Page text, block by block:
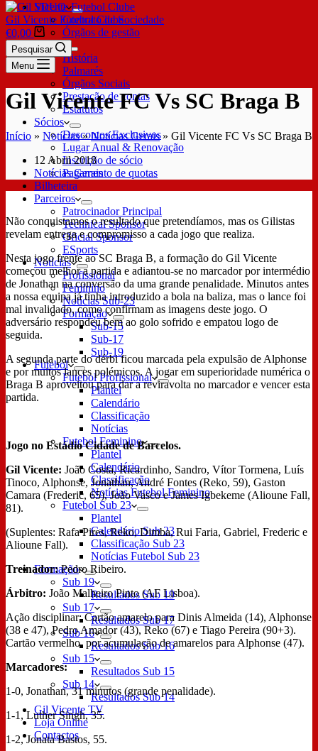
SDUQ
Contrato de Sociedade
Órgãos de gestão
Clube
História
Palmarés
Órgãos Sociais
Prestação de contas
Estatutos
Sócios
Descontos Exclusivos
Lugar Anual & Renovação
Inscrição de sócio
Pagamento de quotas
Bilheteira
Parceiros
Patrocinador Principal
Technical Sponsor
Oficial Sponsor
ESports
Notícias
Profissional
Feminino
Notícias Sub-23
Formação
Sub-15
Sub-17
Sub-19
Futebol
Futebol Profissional
Plantel
Calendário
Classificação
Notícias
Futebol Feminino
Plantel
Calendário
Classificação
Notícias Futebol Feminino
Futebol Sub 23
Plantel
Calendário Sub 23
Classificação Sub 23
Notícias Futebol Sub 23
Formação
Sub 19
Resultados Sub 19
Sub 17
Resultados Sub 17
Sub 16
Resultados Sub 16
Sub 15
Resultados Sub 15
Sub 14
Resultados Sub 14
Gil Vicente TV
Loja Online
Contactos
Gil Vicente Futebol Clube
€0,00
Pesquisar
Menu
Gil Vicente FC Vs SC Braga B
Início » Notícias»Notícias Gerais» Gil Vicente FC Vs SC Braga B
12 Abril 2018
Notícias Gerais
Não conquistamos o resultado que pretendíamos, mas os Gilistas
revelam entrega e compromisso a cada jogo que realiza.
Nesta jogo frente ao SC Braga B, a formação do Gil Vicente
começou melhor a partida e adiantou-se no marcador por intermédio
de Jonathan na conversão da uma grande penalidade. Minutos antes
a nossa equipa já tinha introduzido a bola na baliza, mas o lance foi
mal invalidado, como confirmam as imagens deste jogo. O
adversário respondeu bem ao golo sofrido e empatou logo de
seguida.
A segunda parte do dérbi ficou marcada pela expulsão de Alphonse
e por muitos lances polémicos. A jogar em superioridade numérica o
Braga B aproveitou para dar a reviravolta no marcador e vencer esta
partida.
Jogo no Estádio Cidade de Barcelos.
Gil Vicente: João Costa, Ricardinho, Sandro, Vítor Tormena, Luís
Tinoco, Alphonse, Jonathan, André Fontes (Reko, 59), Gaston
Camara (Frederic, 65), João Vasco e James Igbekeme (Alioune Fall,
81).
(Suplentes: Rafa Pires, Reko, Dimba, Rui Faria, Gabriel, Frederic e
Alioune Fall).
Treinador:Pedro Ribeiro.
Árbitro: João Malheiro Pinto (AF Lisboa).
Ação disciplinar: Cartão amarelo para Dinis Almeida (14), Alphonse
(38 e 47), Pedro Amador (43), Reko (67) e Tiago Pereira (90+3).
Cartão vermelho, por acumulação de amarelos para Alphonse (47).
Marcadores:
1-0, Jonathan, 31 minutos (grande penalidade).
1-1, Luther Singh, 35.
1-2, Jonata Bastos, 55.